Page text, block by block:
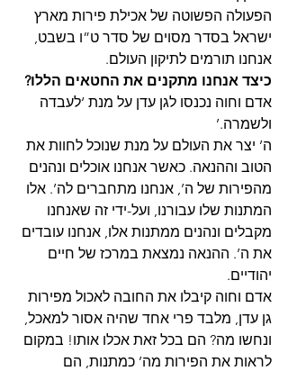
הפעולה הפשוטה של אכילת פירות מארץ
ישראל בסדר מסוים של סדר ט”ו בשבט,
אנחנו תורמים לתיקון העולם.
כיצד אנחנו מתקנים את החטאים הללו?
אדם וחוה נכנסו לגן עדן על מנת ‘לעבדה
ולשמרה.’
ה’ יצר את העולם על מנת שנוכל לחוות את
הטוב וההנאה. כאשר אנחנו אוכלים ונהנים
מהפירות של ה’, אנחנו מתחברים לה’. אלו
המתנות שלו עבורנו, ועל-ידי זה שאנחנו
מקבלים ונהנים ממתנות אלו, אנחנו עובדים
את ה’. ההנאה נמצאת במרכז של חיים
יהודיים.
אדם וחוה קיבלו את החובה לאכול מפירות
גן עדן, מלבד פרי אחד שהיה אסור למאכל,
ונחשו מה? הם בכל זאת אכלו אותו! במקום
לראות את הפירות מה’ כמתנות, הם